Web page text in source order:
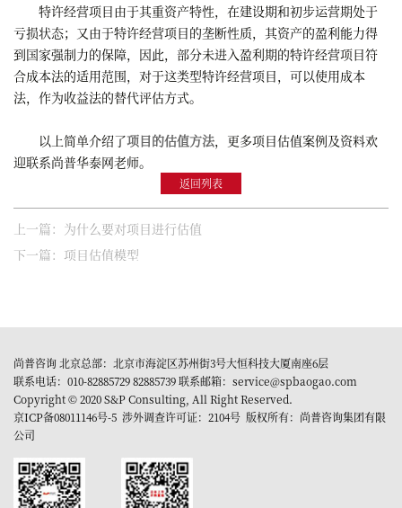
特许经营项目由于其重资产特性，在建设期和初步运营期处于
亏损状态；又由于特许经营项目的垄断性质，其资产的盈利能力得
到国家强制力的保障，因此，部分未进入盈利期的特许经营项目符
合成本法的适用范围，对于这类型特许经营项目，可以使用成本
法，作为收益法的替代评估方式。
以上简单介绍了项目的估值方法 ，更多项目估值案例及资料欢
迎联系尚普华泰网老师。
返回列表
上一篇：为什么要对项目进行估值
下一篇：项目估值模型
尚普咨询 北京总部：北京市海淀区苏州街3号大恒科技大厦南座6层
联系电话：010-82885729 82885739 联系邮箱：service@spbaogao.com
Copyright © 2020 S&P Consulting, All Right Reserved.
京ICP备08011146号-5 涉外调查许可证：2104号 版权所有：尚普咨询集团有限
公司